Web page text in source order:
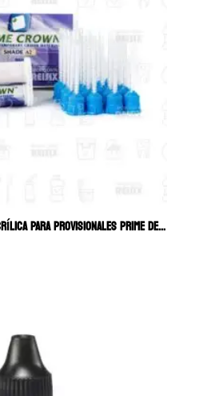
PARA PROVISIONALES PRIME DENT 90 GR.